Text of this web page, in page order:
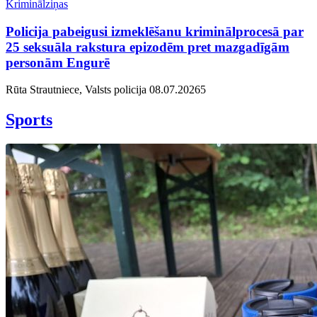
Kriminālziņas
Policija pabeigusi izmeklēšanu kriminālprocesā par
25 seksuāla rakstura epizodēm pret mazgadīgām
personām Engurē
Rūta Strautniece, Valsts policija 08.07.20265
Sports